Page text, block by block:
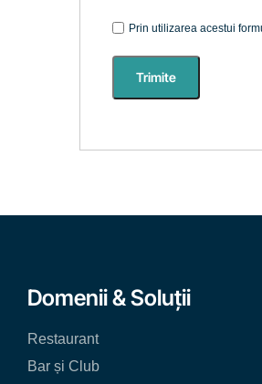
Prin utilizarea acestui
Domenii & Soluții
Restaurant
Bar și Club